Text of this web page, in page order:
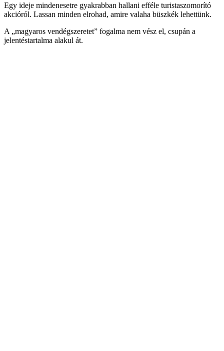
Egy ideje mindenesetre gyakrabban hallani efféle turistaszomorító
akcióról. Lassan minden elrohad, amire valaha büszkék lehettünk.
A „magyaros vendégszeretet” fogalma nem vész el, csupán a
jelentéstartalma alakul át.